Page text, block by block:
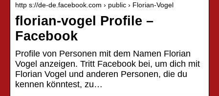
http s://de-de.facebook.com › public › Florian-Vogel
florian-vogel Profile –
Facebook
Profile von Personen mit dem Namen Florian
Vogel anzeigen. Tritt Facebook bei, um dich mit
Florian Vogel und anderen Personen, die du
kennen könntest, zu…